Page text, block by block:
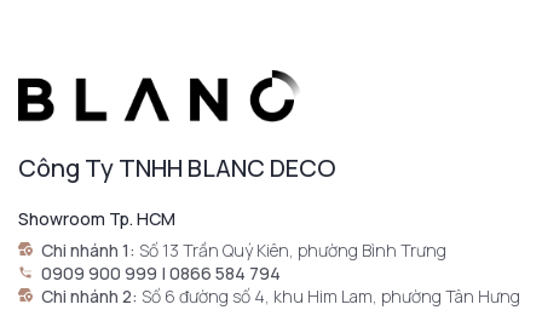
Công Ty TNHH BLANC DECO
Showroom Tp. HCM
Chi nhánh 1: Số 13 Trần Quý Kiên, phường Bình Trưng
0909 900 999 | 0866 584 794
Chi nhánh 2: Số 6 đường số 4, khu Him Lam, phường Tân Hưng